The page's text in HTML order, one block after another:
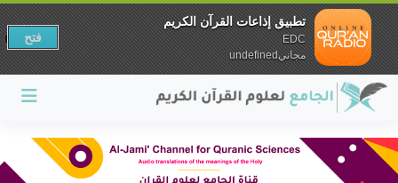
تطبيق إذاعات القرآن الكريم
EDC
مجانيundefined
فتح